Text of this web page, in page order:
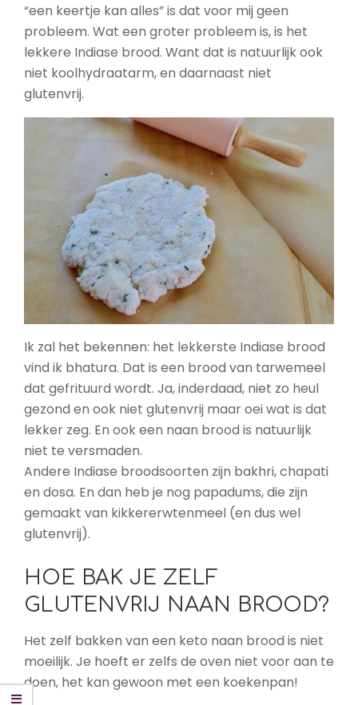
“een keertje kan alles” is dat voor mij geen
probleem. Wat een groter probleem is, is het
lekkere Indiase brood. Want dat is natuurlijk ook
niet koolhydraatarm, en daarnaast niet
glutenvrij.
Ik zal het bekennen: het lekkerste Indiase brood
vind ik bhatura. Dat is een brood van tarwemeel
dat gefrituurd wordt. Ja, inderdaad, niet zo heul
gezond en ook niet glutenvrij maar oei wat is dat
lekker zeg. En ook een naan brood is natuurlijk
niet te versmaden.
Andere Indiase broodsoorten zijn bakhri, chapati
en dosa. En dan heb je nog papadums, die zijn
gemaakt van kikkererwtenmeel (en dus wel
glutenvrij).
HOE BAK JE ZELF
GLUTENVRIJ NAAN BROOD?
Het zelf bakken van een keto naan brood is niet
moeilijk. Je hoeft er zelfs de oven niet voor aan te
doen, het kan gewoon met een koekenpan!